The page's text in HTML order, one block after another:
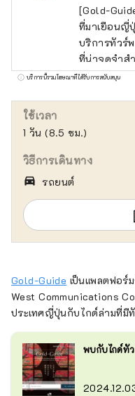
[Gold-
ที่มาเยือนญี่
บริการทัวร์พ
ที่น่าจดจำส
ในญี่ปุ่น นำ
บริการนี้รวมโฆษณาที่ได้รับการสนับสนุน
ใช้เวลา
1 วัน (8.5 ชม.)
วิธีการเดินทาง
directions_car_filled รถยนต์
Gold-Guide เป็นแพลตฟอร์
West Communications
ประเทศญี่ปุ่นกับไกด์ล่ามที่มี
พบกับไกด์ทั